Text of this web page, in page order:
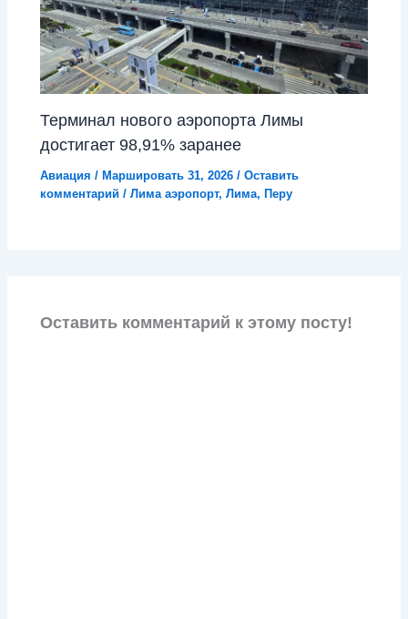
Терминал нового аэропорта Лимы
достигает 98,91% заранее
Авиация / Маршировать 31, 2026/Оставить
комментарий /Лима аэропорт,Лима, Перу
Оставить комментарий к этому посту!